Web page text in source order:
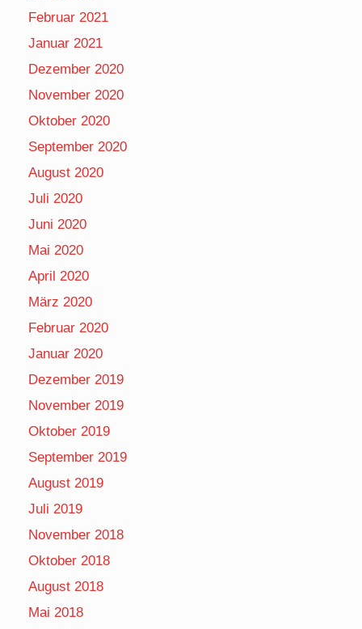
Februar 2021
Januar 2021
Dezember 2020
November 2020
Oktober 2020
September 2020
August 2020
Juli 2020
Juni 2020
Mai 2020
April 2020
März 2020
Februar 2020
Januar 2020
Dezember 2019
November 2019
Oktober 2019
September 2019
August 2019
Juli 2019
November 2018
Oktober 2018
August 2018
Mai 2018